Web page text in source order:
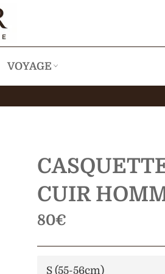
VOYAGE
CUIR
Prix
régulier
80€